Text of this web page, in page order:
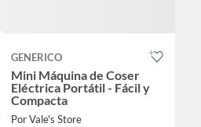
GENERICO
Mini Máquina de Coser
Eléctrica Portátil - Fácil y
Compacta
Por Vale's Store